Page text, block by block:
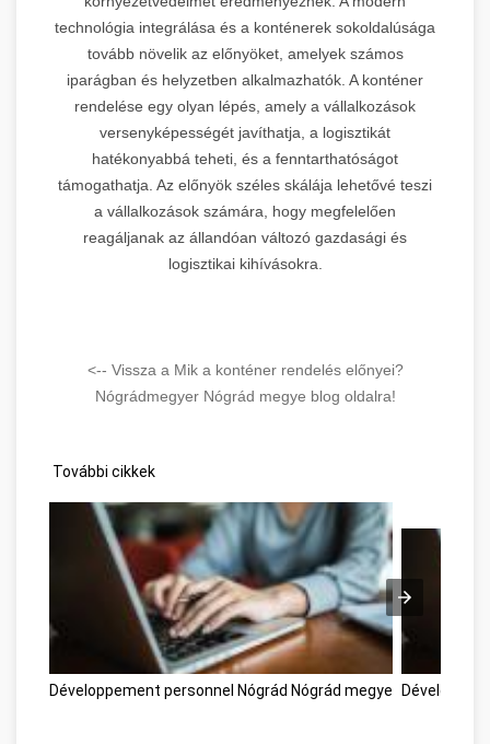
technológia integrálása és a konténerek sokoldalúsága
tovább növelik az előnyöket, amelyek számos
iparágban és helyzetben alkalmazhatók. A konténer
rendelése egy olyan lépés, amely a vállalkozások
versenyképességét javíthatja, a logisztikát
hatékonyabbá teheti, és a fenntarthatóságot
támogathatja. Az előnyök széles skálája lehetővé teszi
a vállalkozások számára, hogy megfelelően
reagáljanak az állandóan változó gazdasági és
logisztikai kihívásokra.
<-- Vissza a Mik a konténer rendelés előnyei?
Nógrádmegyer Nógrád megye blog oldalra!
További cikkek
Développement personnel Nógrád Nógrád megye